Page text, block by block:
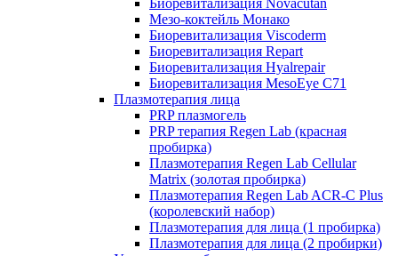
Биоревитализация Novacutan
Мезо-коктейль Монако
Биоревитализация Viscoderm
Биоревитализация Repart
Биоревитализация Hyalrepair
Биоревитализация MesoEye C71
Плазмотерапия лица
PRP плазмогель
PRP терапия Regen Lab (красная
пробирка)
Плазмотерапия Regen Lab Cellular
Matrix (золотая пробирка)
Плазмотерапия Regen Lab ACR-C Plus
(королевский набор)
Плазмотерапия для лица (1 пробирка)
Плазмотерапия для лица (2 пробирки)